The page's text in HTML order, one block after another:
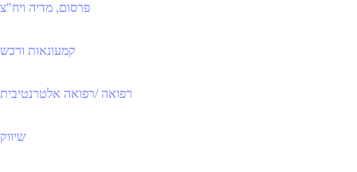
פרסום, מדיה ויח"צ
קמעונאות ורכש
רפואה /רפואה אלטרנטיבית
שיווק